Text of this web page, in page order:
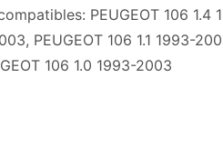
PEUGEOT 106 1.4
PEUGEOT 106 1.1 1993-
106 1.0 1993-2003